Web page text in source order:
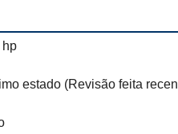
hp
estado (Revisão feita